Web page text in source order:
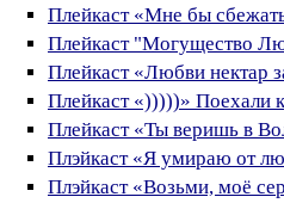
Плейкаст «Мне бы
Плейкаст "Могущество
Плейкаст «Любви нектар
Плейкаст «)))))» Поехали
Плейкаст «Ты веришь в
Плэйкаст «Я умираю от
Плэйкаст «Возьми, моё